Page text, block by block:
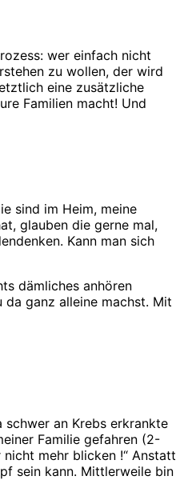
wer einfach nicht
zu wollen, der wird
eine zusätzliche
Familien macht! Und
sind im Heim, meine
glauben die gerne mal,
Kann man sich
dämliches anhören
da ganz alleine machst. Mit
schwer an Krebs erkrankte
Familie gefahren (2-
mehr blicken !“ Anstatt
sein kann. Mittlerweile bin